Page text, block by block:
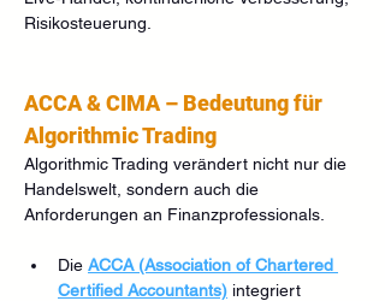
Risikosteuerung.
ACCA & CIMA – Bedeutung für
Algorithmic Trading
Algorithmic Trading verändert nicht nur die
Handelswelt, sondern auch die
Anforderungen an Finanzprofessionals.
Die ACCA (Association of Chartered
Certified Accountants) integriert